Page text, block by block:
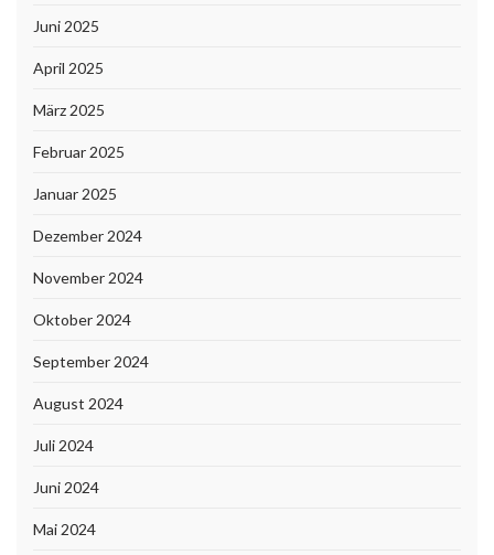
Juni 2025
April 2025
März 2025
Februar 2025
Januar 2025
Dezember 2024
November 2024
Oktober 2024
September 2024
August 2024
Juli 2024
Juni 2024
Mai 2024